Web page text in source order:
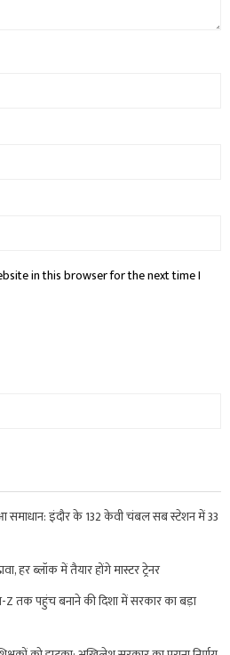
in this browser for the next time I
समाधान: इंदौर के 132 केवी चंबल सब स्टेशन में 33
हर ब्लॉक में तैयार होंगे मास्टर ट्रेनर
तक पहुंच बनाने की दिशा में सरकार का बड़ा